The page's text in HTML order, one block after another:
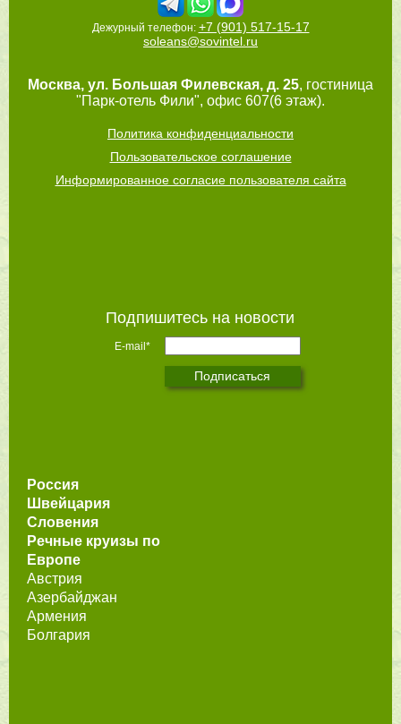
Дежурный телефон: +7 (901) 517-15-17
soleans@sovintel.ru
Москва, ул. Большая Филевская, д. 25, гостиница
"Парк-отель Фили", офис 607(6 этаж).
Политика конфиденциальности
Пользовательское соглашение
Информированное согласие пользователя сайта
Подпишитесь на новости
E-mail*
Россия
Швейцария
Словения
Речные круизы по
Европе
Австрия
Азербайджан
Армения
Болгария